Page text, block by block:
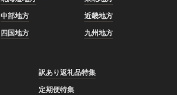
中部地方
近畿地方
四国地方 九州地方
訳あり返礼品特集
定期便特集